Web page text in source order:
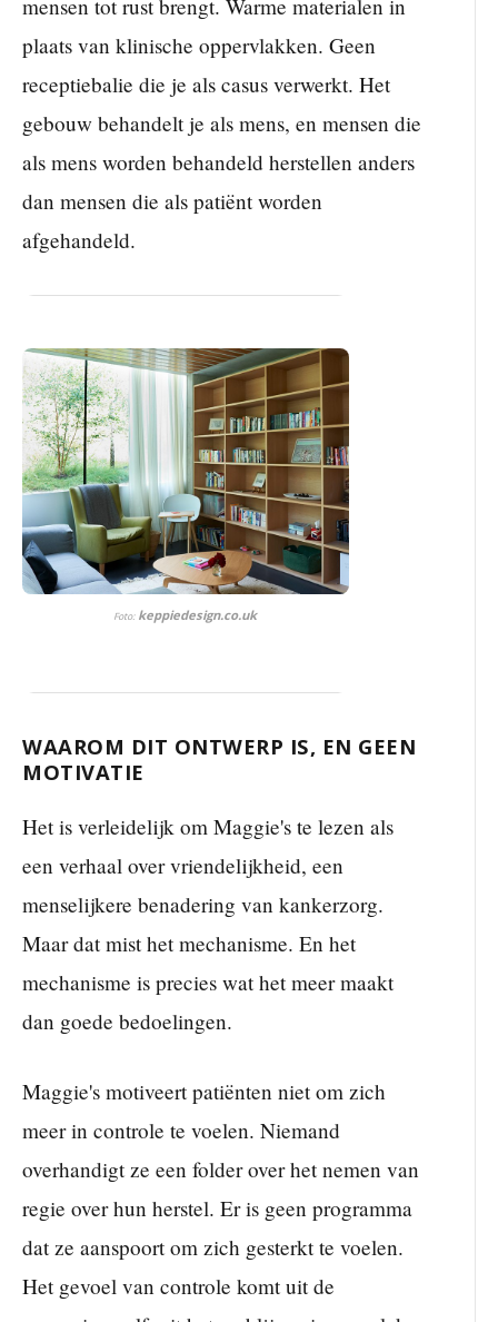
mensen tot rust brengt. Warme materialen in
plaats van klinische oppervlakken. Geen
receptiebalie die je als casus verwerkt. Het
gebouw behandelt je als mens, en mensen die
als mens worden behandeld herstellen anders
dan mensen die als patiënt worden
afgehandeld.
Foto: keppiedesign.co.uk
WAAROM DIT ONTWERP IS, EN GEEN
MOTIVATIE
Het is verleidelijk om Maggie's te lezen als
een verhaal over vriendelijkheid, een
menselijkere benadering van kankerzorg.
Maar dat mist het mechanisme. En het
mechanisme is precies wat het meer maakt
dan goede bedoelingen.
Maggie's motiveert patiënten niet om zich
meer in controle te voelen. Niemand
overhandigt ze een folder over het nemen van
regie over hun herstel. Er is geen programma
dat ze aanspoort om zich gesterkt te voelen.
Het gevoel van controle komt uit de